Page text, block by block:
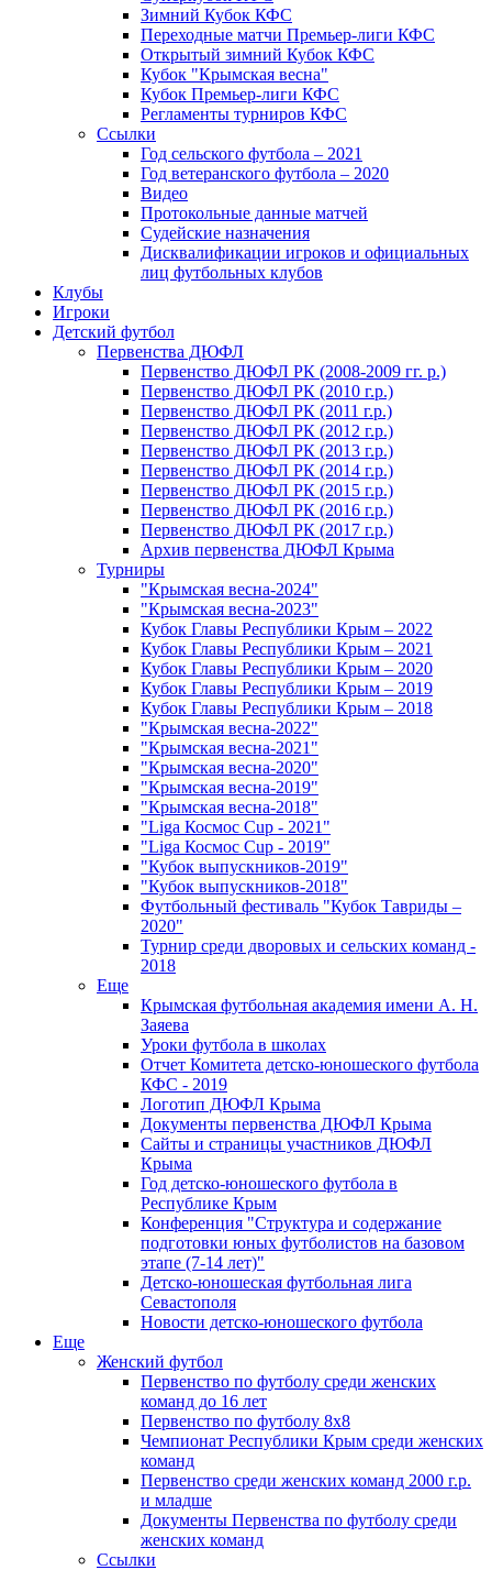
Зимний Кубок КФС
Переходные матчи Премьер-лиги КФС
Открытый зимний Кубок КФС
Кубок "Крымская весна"
Кубок Премьер-лиги КФС
Регламенты турниров КФС
Ссылки
Год сельского футбола – 2021
Год ветеранского футбола – 2020
Видео
Протокольные данные матчей
Судейские назначения
Дисквалификации игроков и официальных
лиц футбольных клубов
Клубы
Игроки
Детский футбол
Первенства ДЮФЛ
Первенство ДЮФЛ РК (2008-2009 гг. р.)
Первенство ДЮФЛ РК (2010 г.р.)
Первенство ДЮФЛ РК (2011 г.р.)
Первенство ДЮФЛ РК (2012 г.р.)
Первенство ДЮФЛ РК (2013 г.р.)
Первенство ДЮФЛ РК (2014 г.р.)
Первенство ДЮФЛ РК (2015 г.р.)
Первенство ДЮФЛ РК (2016 г.р.)
Первенство ДЮФЛ РК (2017 г.р.)
Архив первенства ДЮФЛ Крыма
Турниры
"Крымская весна-2024"
"Крымская весна-2023"
Кубок Главы Республики Крым – 2022
Кубок Главы Республики Крым – 2021
Кубок Главы Республики Крым – 2020
Кубок Главы Республики Крым – 2019
Кубок Главы Республики Крым – 2018
"Крымская весна-2022"
"Крымская весна-2021"
"Крымская весна-2020"
"Крымская весна-2019"
"Крымская весна-2018"
"Liga Космос Cup - 2021"
"Liga Космос Cup - 2019"
"Кубок выпускников-2019"
"Кубок выпускников-2018"
Футбольный фестиваль "Кубок Тавриды –
2020"
Турнир среди дворовых и сельских команд -
2018
Еще
Крымская футбольная академия имени А. Н.
Заяева
Уроки футбола в школах
Отчет Комитета детско-юношеского футбола
КФС - 2019
Логотип ДЮФЛ Крыма
Документы первенства ДЮФЛ Крыма
Сайты и страницы участников ДЮФЛ
Крыма
Год детско-юношеского футбола в
Республике Крым
Конференция "Структура и содержание
подготовки юных футболистов на базовом
этапе (7-14 лет)"
Детско-юношеская футбольная лига
Севастополя
Новости детско-юношеского футбола
Еще
Женский футбол
Первенство по футболу среди женских
команд до 16 лет
Первенство по футболу 8х8
Чемпионат Республики Крым среди женских
команд
Первенство среди женских команд 2000 г.р.
и младше
Документы Первенства по футболу среди
женских команд
Ссылки